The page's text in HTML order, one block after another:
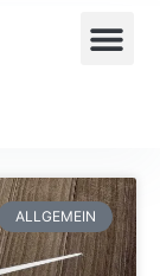
ALLGEMEIN